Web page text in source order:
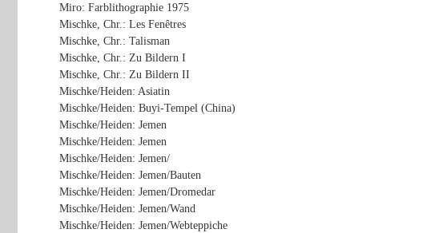
Miro: Farblithographie 1975
Mischke, Chr.: Les Fenêtres
Mischke, Chr.: Talisman
Mischke, Chr.: Zu Bildern I
Mischke, Chr.: Zu Bildern II
Mischke/Heiden: Asiatin
Mischke/Heiden: Buyi-Tempel (China)
Mischke/Heiden: Jemen
Mischke/Heiden: Jemen
Mischke/Heiden: Jemen/
Mischke/Heiden: Jemen/Bauten
Mischke/Heiden: Jemen/Dromedar
Mischke/Heiden: Jemen/Wand
Mischke/Heiden: Jemen/Webteppiche